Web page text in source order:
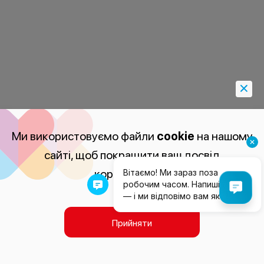
Ми використовуємо файли cookie на нашому
сайті, щоб покращити ваш досвід
користування.
Прийняти